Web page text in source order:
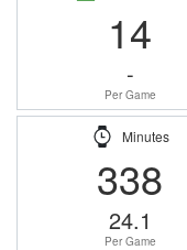
14
-
Per Game
Minutes
338
24.1
Per Game